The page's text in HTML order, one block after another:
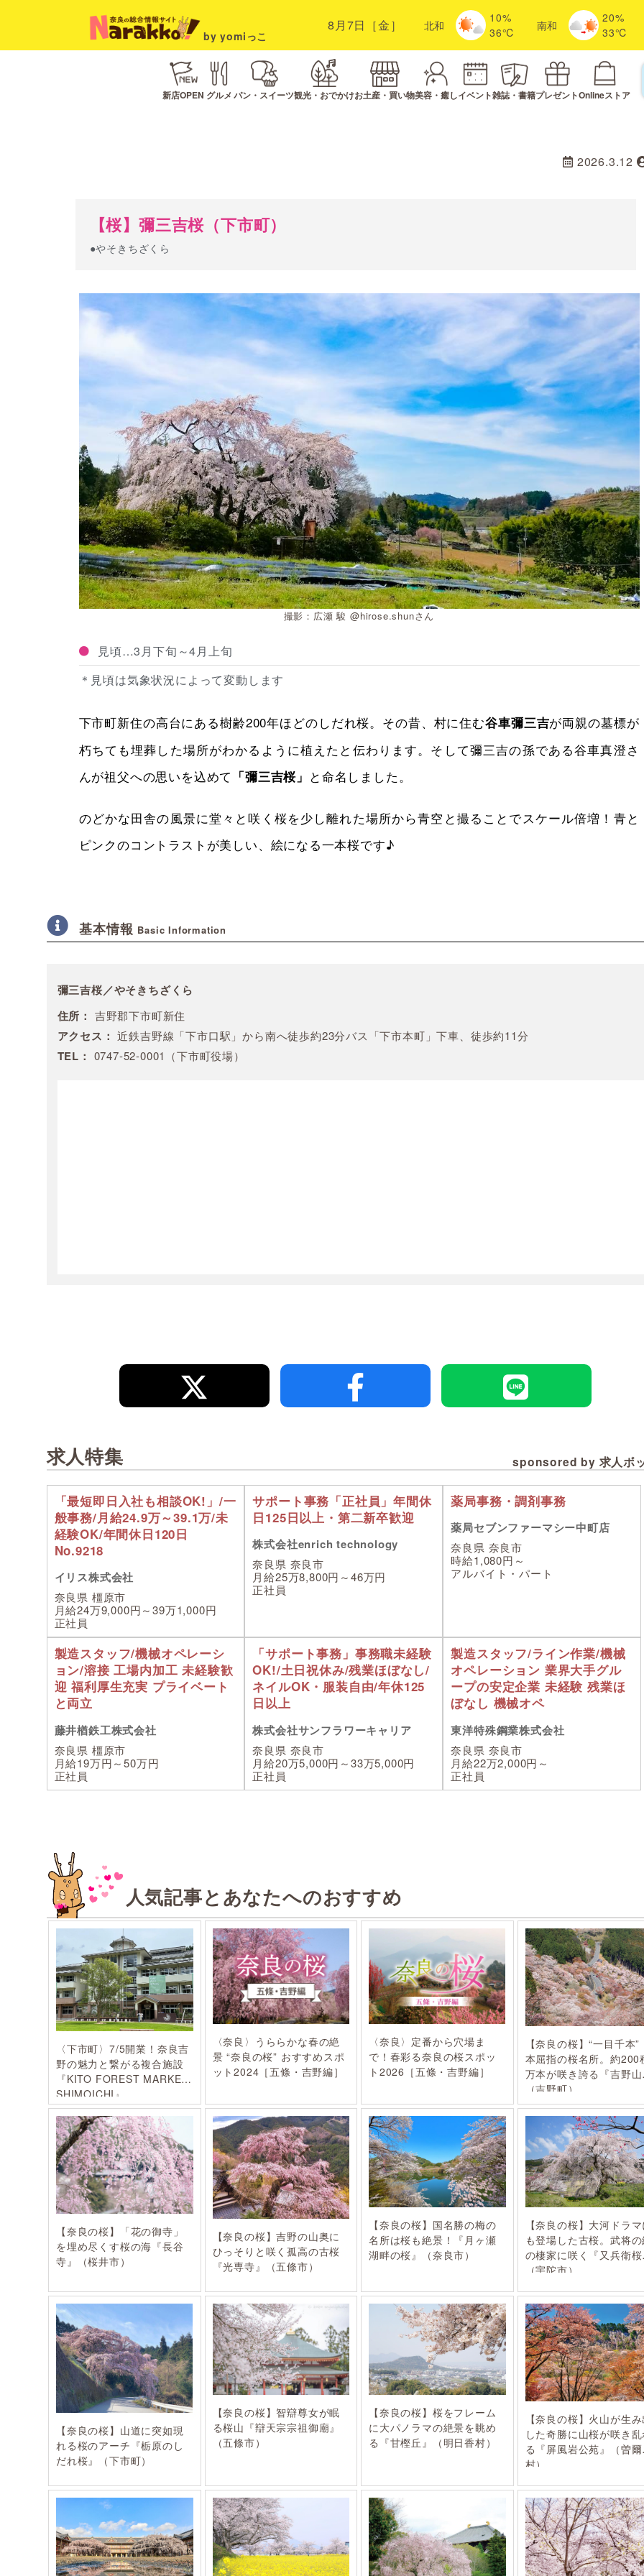
by yomiっこ
8月7日［金］ 北和
10%
36℃
南和
20%
33℃
新店OPEN グルメ パン・スイーツ観光・おでかけお土産・買い物美容・癒しイベント雑誌・書籍プレゼントOnlineストア
2026.3.12
【桜】彌三吉桜（下市町）
●やそきちざくら
撮影：広瀬 駿 @hirose.shunさん
見頃…3月下旬～4月上旬
＊見頃は気象状況によって変動します
下市町新住の高台にある樹齢200年ほどのしだれ桜。その昔、村に住む谷車彌三吉が両親の墓標が
朽ちても埋葬した場所がわかるように植えたと伝わります。そして彌三吉の孫である谷車真澄さ
んが祖父への思いを込めて 「彌三吉桜」 と命名しました。
のどかな田舎の風景に堂々と咲く桜を少し離れた場所から青空と撮ることでスケール倍増！青と
ピンクのコントラストが美しい、絵になる一本桜です♪
基本情報 Basic Information
彌三吉桜／やそきちざくら
住所： 吉野郡下市町新住
アクセス： 近鉄吉野線「下市口駅」から南へ徒歩約23分バス「下市本町」下車、徒歩約11分
TEL： 0747-52-0001（下市町役場）
求人特集 sponsored by 求人ボ
「最短即日入社も相談OK!」/一
般事務/月給24.9万～39.1万/未
経験OK/年間休日120日
No.9218
イリス株式会社
奈良県 橿原市
月給24万9,000円～39万1,000円
正社員
サポート事務「正社員」年間休
日125日以上・第二新卒歓迎
株式会社enrich technology
奈良県 奈良市
月給25万8,800円～46万円
正社員
薬局事務・調剤事務
薬局セブンファーマシー中町店
奈良県 奈良市
時給1,080円～
アルバイト・パート
製造スタッフ/機械オペレーシ
ョン/溶接 工場内加工 未経験歓
迎 福利厚生充実 プライベート
と両立
藤井楢鉄工株式会社
奈良県 橿原市
月給19万円～50万円
正社員
「サポート事務」事務職未経験
OK!/土日祝休み/残業ほぼなし/
ネイルOK・服装自由/年休125
日以上
株式会社サンフラワーキャリア
奈良県 奈良市
月給20万5,000円～33万5,000円
正社員
製造スタッフ/ライン作業/機械
オペレーション 業界大手グル
ープの安定企業 未経験 残業ほ
ぼなし 機械オペ
東洋特殊鋼業株式会社
奈良県 奈良市
月給22万2,000円～
正社員
人気記事とあなたへのおすすめ
〈下市町〉7/5開業！奈良吉
野の魅力と繋がる複合施設
『KITO FOREST MARKET
SHIMOICHI』
〈奈良〉うららかな春の絶
景 “奈良の桜” おすすめスポ
ット2024［五條・吉野編］
〈奈良〉定番から穴場ま
で！春彩る奈良の桜スポッ
ト2026［五條・吉野編］
【奈良の桜】“一目千本”
本屈指の桜名所。約200
万本が咲き誇る『吉野
（吉野町）
【奈良の桜】「花の御寺」
を埋め尽くす桜の海『長谷
寺』（桜井市）
【奈良の桜】吉野の山奥に
ひっそりと咲く孤高の古桜
『光専寺』（五條市）
【奈良の桜】国名勝の梅の
名所は桜も絶景！『月ヶ瀬
湖畔の桜』（奈良市）
【奈良の桜】大河ドラ
も登場した古桜。武将
の棲家に咲く『又兵衛
（宇陀市）
【奈良の桜】山道に突如現
れる桜のアーチ『栃原のし
だれ桜』（下市町）
【奈良の桜】智辯尊女が眠
る桜山『辯天宗宗祖御廟』
（五條市）
【奈良の桜】桜をフレーム
に大パノラマの絶景を眺め
る『甘樫丘』（明日香村）
【奈良の桜】火山が生
した奇勝に山桜が咲き
る『屏風岩公苑』（曽爾
村）